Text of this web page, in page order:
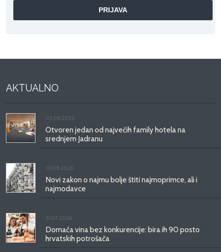
AKTUALNO
03.08.2026.
Otvoren jedan od najvećih family hotela na
srednjem Jadranu
01.08.2026.
Novi zakon o najmu bolje štiti najmoprimce, ali i
najmodavce
31.07.2026.
Domaća vina bez konkurencije: bira ih 90 posto
hrvatskih potrošača